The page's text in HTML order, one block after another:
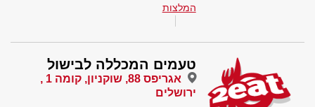
המלצות
טעמים המכללה לבישול
אגריפס 88, שוקניון, קומה 1 ,
ירושלים